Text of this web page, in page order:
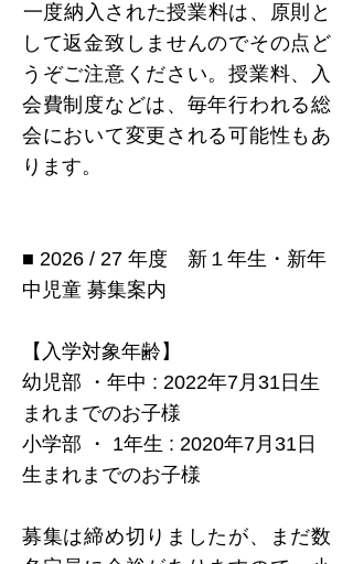
​一度納入された授業料は、原則と
して返金致しませんのでその点ど
うぞご注意ください。授業料、入
会費制度などは、毎年行われる総
会において変更される可能性もあ
ります。
■ 2026 / 27 年度 新１年生・新年
中児童 募集案内
【入学対象年齢】
幼児部 ・年中 : 2022年7月31日生
まれまでのお子様
小学部 ・ 1年生 : 2020年7月31日
生まれまでのお子様
募集は締め切りましたが、まだ数